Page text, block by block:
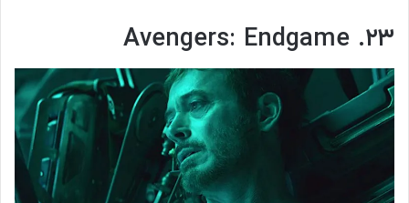
۲۳. Avengers: Endgame